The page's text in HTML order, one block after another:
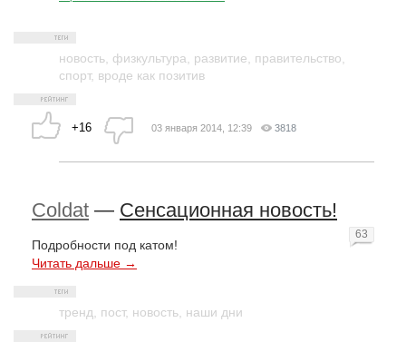
новость физкультура развитие правительство
спорт, вроде как позитив
+16 03 января 2014, 12:39 3818
Coldat — Сенсационная новость!
Подробности под катом!
Читать дальше →
тренд пост, новость наши дни
63